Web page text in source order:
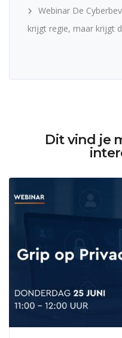
Webinar De
krijgt regie, maar krijgt
Dit vind je